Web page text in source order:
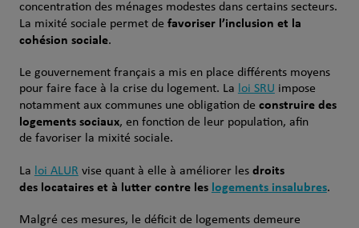
concentration des ménages modestes dans certains secteurs.
La mixité sociale permet de favoriser l’inclusion et la
cohésion sociale.
Le gouvernement français a mis en place différents moyens
pour faire face à la crise du logement. La loi SRU impose
notamment aux communes une obligation de construire des
logements sociaux, en fonction de leur population, afin
de favoriser la mixité sociale.
La loi ALUR vise quant à elle à améliorer les droits
des locataires et à lutter contre les logements insalubres.
Malgré ces mesures, le déficit de logements demeure